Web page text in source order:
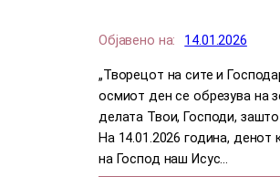
Објавено на: 14.01.2026
„Творецот на сите и
осмиот ден се обрезува на
делата Твои, Господи,
На 14.01.2026 година, денот
на Господ наш Исус…